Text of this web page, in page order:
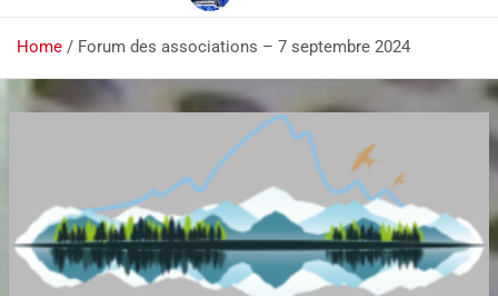
Home Forum des associations – 7 septembre 2024